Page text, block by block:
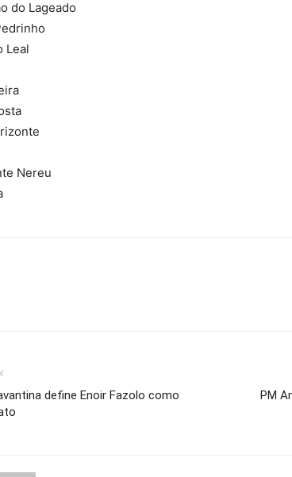
do Lageado
Leal
Nereu
define Enoir Fazolo como
PM